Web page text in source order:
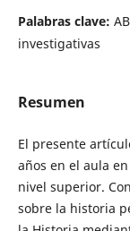
Palabras clave:
investigativas
Resumen
El presente
años en el aula
nivel superior.
sobre la historia